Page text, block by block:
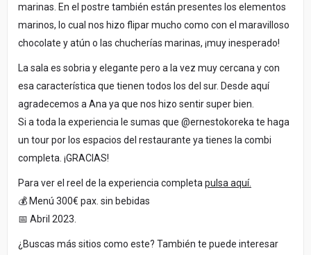
marinas. En el postre también están presentes los elementos
marinos, lo cual nos hizo flipar mucho como con el maravilloso
chocolate y atún o las chucherías marinas, ¡muy inesperado!
La sala es sobria y elegante pero a la vez muy cercana y con
esa característica que tienen todos los del sur. Desde aquí
agradecemos a Ana ya que nos hizo sentir super bien.
Si a toda la experiencia le sumas que @ernestokoreka te haga
un tour por los espacios del restaurante ya tienes la combi
completa. ¡GRACIAS!
Para ver el reel de la experiencia completa pulsa aquí.
💰 Menú 300€ pax. sin bebidas
📅 Abril 2023.
¿Buscas más sitios como este? También te puede interesar